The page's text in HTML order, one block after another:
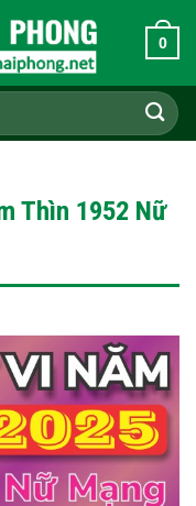
0
Thìn 1952 Nữ